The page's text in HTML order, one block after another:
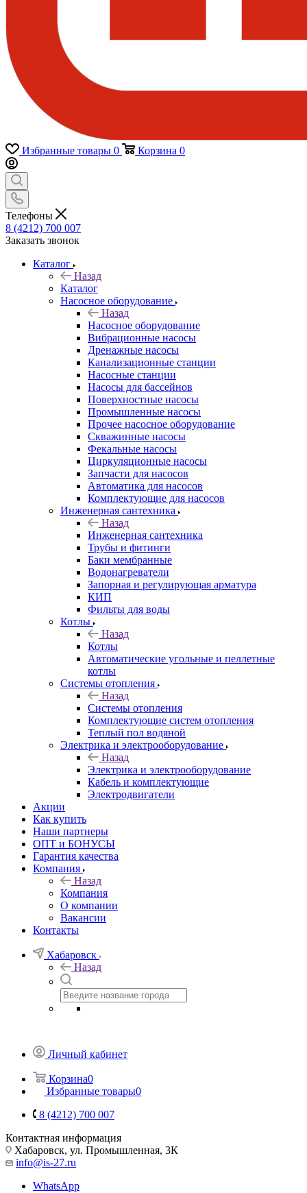
Избранные товары 0 Корзина 0
Телефоны
8 (4212) 700 007
Заказать звонок
Каталог
Назад
Каталог
Насосное оборудование
Назад
Насосное оборудование
Вибрационные насосы
Дренажные насосы
Канализационные станции
Насосные станции
Насосы для бассейнов
Поверхностные насосы
Промышленные насосы
Прочее насосное оборудование
Скважинные насосы
Фекальные насосы
Циркуляционные насосы
Запчасти для насосов
Автоматика для насосов
Комплектующие для насосов
Инженерная сантехника
Назад
Инженерная сантехника
Трубы и фитинги
Баки мембранные
Водонагреватели
Запорная и регулирующая арматура
КИП
Фильты для воды
Котлы
Назад
Котлы
Автоматические угольные и пеллетные
котлы
Системы отопления
Назад
Системы отопления
Комплектующие систем отопления
Теплый пол водяной
Электрика и электрооборудование
Назад
Электрика и электрооборудование
Кабель и комплектующие
Электродвигатели
Акции
Как купить
Наши партнеры
ОПТ и БОНУСЫ
Гарантия качества
Компания
Назад
Компания
О компании
Вакансии
Контакты
Хабаровск
Назад
Личный кабинет
Корзина0
Избранные товары0
8 (4212) 700 007
Контактная информация
Хабаровск, ул. Промышленная, 3К
info@is-27.ru
WhatsApp